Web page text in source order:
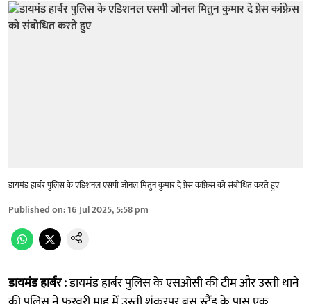
डायमंड हार्बर पुलिस के एडिशनल एसपी जोनल मितुन कुमार दे प्रेस कांफ्रेस को संबोधित करते हुए
Published on:16 Jul 2025, 5:58 pm
डायमंड हार्बर :डायमंड हार्बर पुलिस के एसओसी की टीम और उस्ती थाने